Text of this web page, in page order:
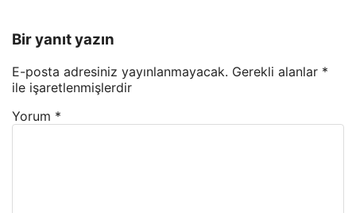
Bir yanıt yazın
E-posta adresiniz yayınlanmayacak. Gerekli alanlar *
ile işaretlenmişlerdir
Yorum *